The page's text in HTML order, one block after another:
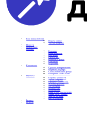
Вам нужна помощь
Подать заявку
Частые вопросы
Новости
Подопечные
О фонде
Команда
Наши ценности
Партнеры
СМИ о нас
Реквизиты фонда
Контакты
Отделения
Как помочь
Сделать пожертвование
Подписка на добро
Стать волонтером фонда
Вечеринки со смыслом
Проекты
Коробка храбрости
Уроки Доброты
Юридическая помощь
Мамины радости
Автодобряки
Добрый торт
Добропробег
Няни особого назначения
Акция «Букет добра»
Фактор времени
Цветы доброты
Бизнесу
Отчеты